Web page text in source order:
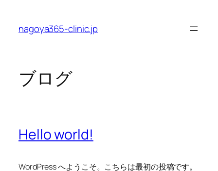
nagoya365-clinic.jp
ブログ
Hello world!
WordPress へようこそ。こちらは最初の投稿です。